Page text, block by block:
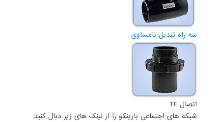
سه راه تبدیل نامساوی
اتصال TF
شبکه های اجتماعی بارینکو را از لینک های زیر دبال کنید: